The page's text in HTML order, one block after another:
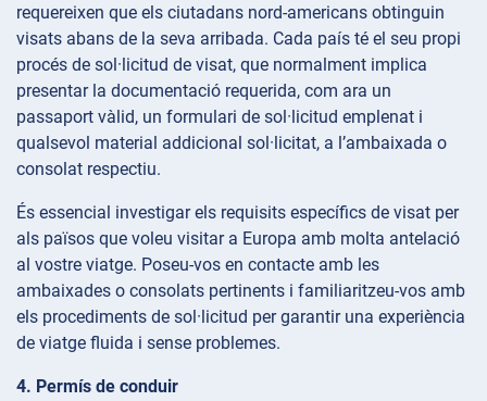
requereixen que els ciutadans nord-americans obtinguin
visats abans de la seva arribada. Cada país té el seu propi
procés de sol·licitud de visat, que normalment implica
presentar la documentació requerida, com ara un
passaport vàlid, un formulari de sol·licitud emplenat i
qualsevol material addicional sol·licitat, a l’ambaixada o
consolat respectiu.
És essencial investigar els requisits específics de visat per
als països que voleu visitar a Europa amb molta antelació
al vostre viatge. Poseu-vos en contacte amb les
ambaixades o consolats pertinents i familiaritzeu-vos amb
els procediments de sol·licitud per garantir una experiència
de viatge fluida i sense problemes.
4. Permís de conduir